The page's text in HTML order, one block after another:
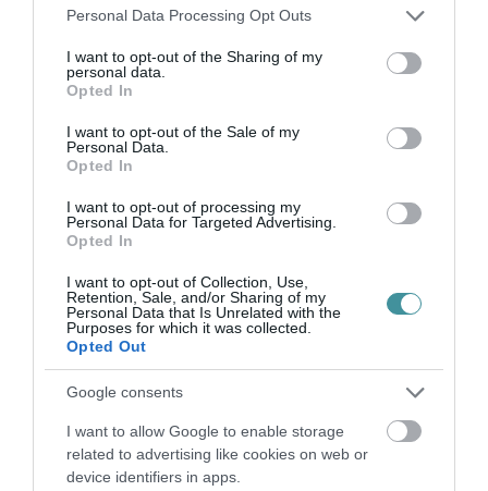
Please note that this website/app uses one or more Google
not limited to your visit or usage behaviour. You may click to
grant or deny consent to Google and its third-party tags to
use your data for below specified purposes in below Google
consent section.
Personal Data Processing Opt Outs
I want to opt-out of the Sharing of my
personal data.
Opted In
I want to opt-out of the Sale of my
Personal Data.
Opted In
I want to opt-out of processing my
Personal Data for Targeted Advertising.
Opted In
I want to opt-out of Collection, Use,
Retention, Sale, and/or Sharing of my
Personal Data that Is Unrelated with the
Purposes for which it was collected.
Opted Out
Google consents
I want to allow Google to enable storage
related to advertising like cookies on web or
device identifiers in apps.
megbízható partner. A színpad ilyenkor nem
dicsőség. Munkahely. Az ember bemegy,
felveszi a ritmust, figyeli a nézőt, méri a
csendet, és tudja, hogy ma este is el kell vinni
a termet valameddig. Hofi halála után furcsán
Nem azért, mert azóta nincsenek humoristák.
Vannak. Ügyesek, gyorsak, hangosak, bátrak
is akadnak. Csak Hofi mögött egy korszak
egész súlya állt. Nála a vicc nem lebegő
tartalom volt, hanem nyomás alatt tartott
ország szelepzaja. Amikor nevetett a terem,
nemcsak egy poént díjazott. Egy pillanatra
levegőt vett.